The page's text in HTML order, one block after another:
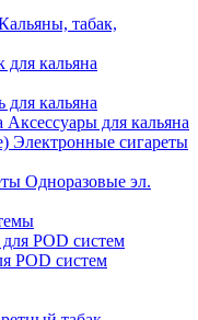
табак,
для кальяна
для кальяна
Аксессуары для кальяна
Электронные сигареты
Одноразовые эл.
POD систем